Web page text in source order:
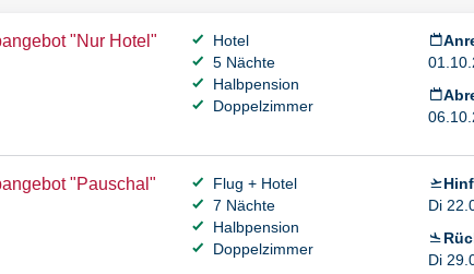
"Nur Hotel"
Hotel
5 Nächte
Halbpension
Doppelzimmer
"Pauschal"
Flug + Hotel
7 Nächte
Halbpension
Doppelzimmer
Di
Di